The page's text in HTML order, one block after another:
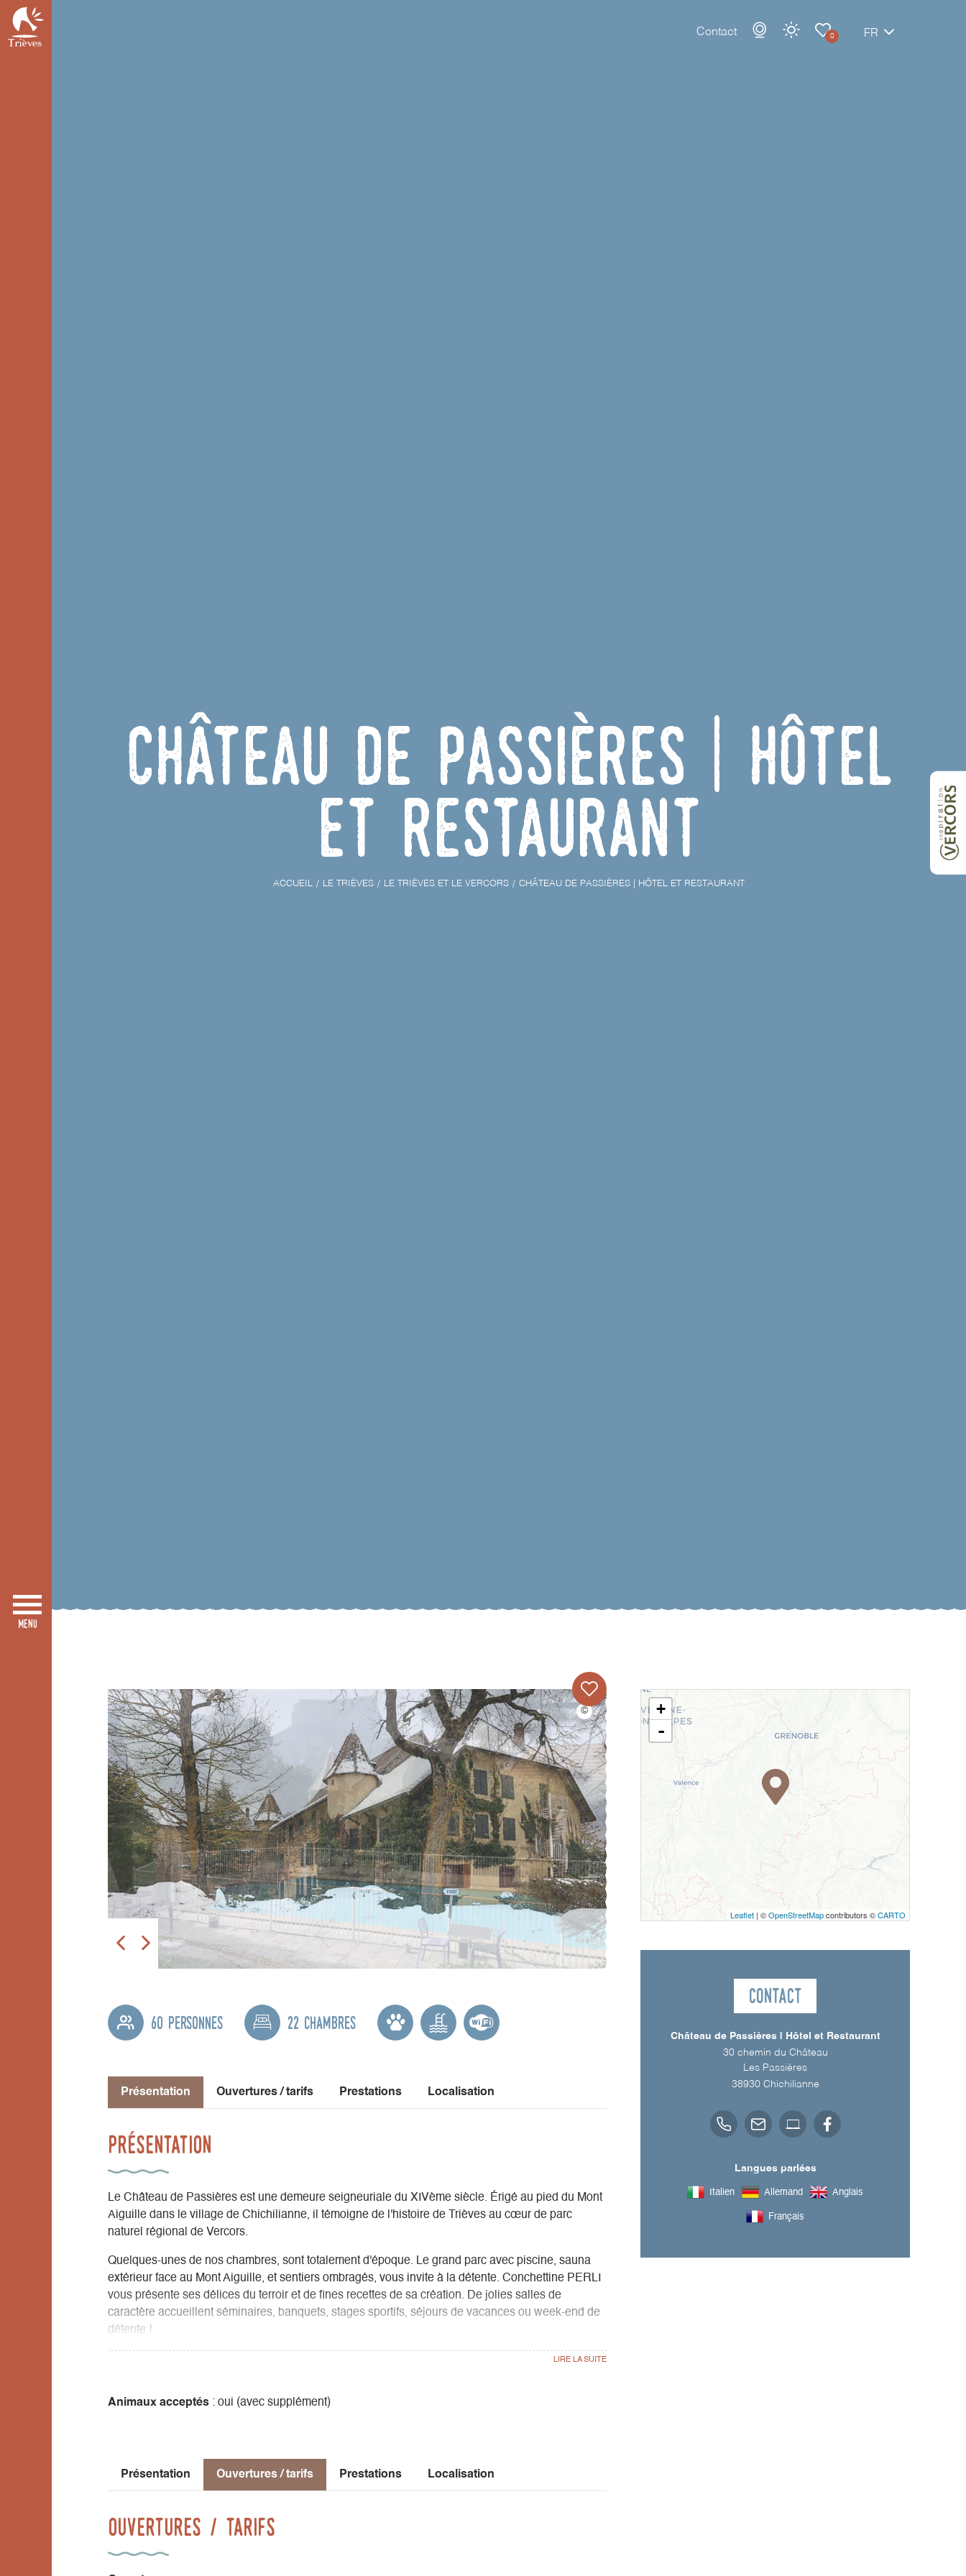
Contact 0 FR
Château de Passières | Hôtel
et Restaurant
ACCUEIL LE TRIÈVES LE TRIÈVES ET LE VERCORS CHÂTEAU DE PASSIÈRES | HÔTEL ET RESTAURANT
60 personnes 22 chambres
Présentation Ouvertures / tarifs Prestations Localisation
Présentation
Le Château de Passières est une demeure seigneuriale du XIVème siècle. Érigé au pied du Mont
Aiguille dans le village de Chichilianne, il témoigne de l'histoire de Trièves au cœur de parc
naturel régional de Vercors.
Quelques-unes de nos chambres, sont totalement d'époque. Le grand parc avec piscine, sauna
extérieur face au Mont Aiguille, et sentiers ombragés, vous invite à la détente. Conchettine PERLI
vous présente ses délices du terroir et de fines recettes de sa création. De jolies salles de
caractère accueillent séminaires, banquets, stages sportifs, séjours de vacances ou week-end de
détente !
Animaux acceptés : oui (avec supplément)
Présentation Ouvertures / tarifs Prestations Localisation
Ouvertures / tarifs
+
-
Leaflet | ©OpenStreetMapcontributors ©CARTO
Contact
Château de Passières | Hôtel et Restaurant
30 chemin du Château
Les Passières
38930 Chichilianne
Langues parlées
Italien Allemand Anglais
Français